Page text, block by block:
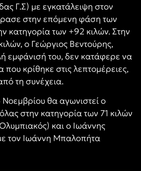
Γ.Σ) με εγκατάλειψη στον
στην επόμενη φάση των
κατηγορία των +92 κιλών. Στην
ο Γεώργιος Βεντούρης,
εμφάνισή του, δεν κατάφερε να
που κρίθηκε στις λεπτομέρειες,
τη συνέχεια.
θα αγωνιστεί ο
στην κατηγορία των 71 κιλών
και ο Ιωάννης
τον Ιωάννη Μπαλοπήτα